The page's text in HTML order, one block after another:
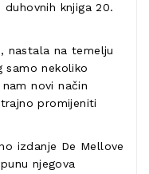
knjiga 20.
nastala na temelju
samo nekoliko
novi način
promijeniti
izdanje De Mellove
njegova